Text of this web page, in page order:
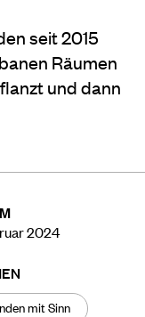
2024
mit Sinn
seit 2015
Räumen
und dann